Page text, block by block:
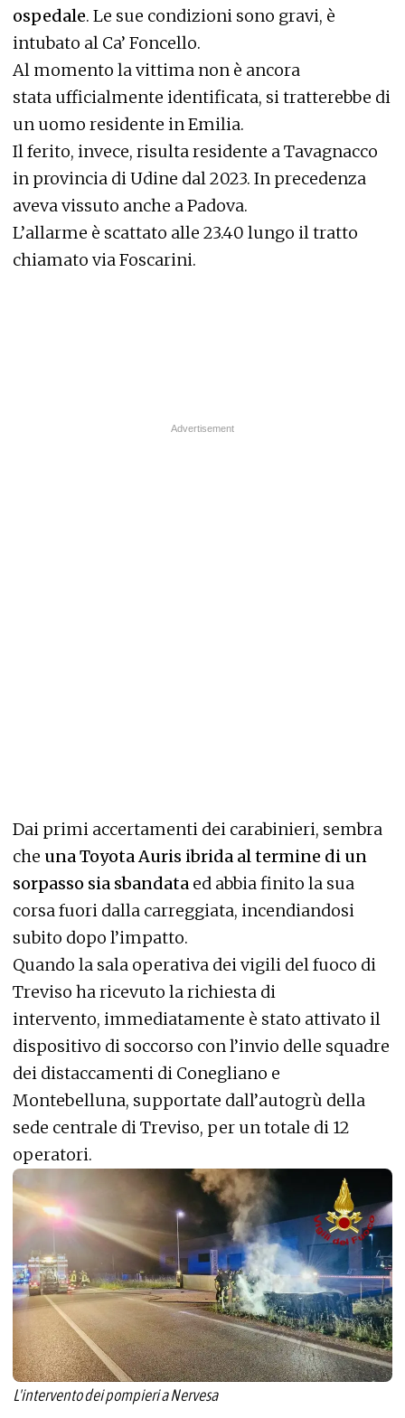
ospedale. Le sue condizioni sono gravi, è
intubato al Ca’ Foncello.
Al momento la vittima non è ancora
stata ufficialmente identificata, si tratterebbe di
un uomo residente in Emilia.
Il ferito, invece, risulta residente a Tavagnacco
in provincia di Udine dal 2023. In precedenza
aveva vissuto anche a Padova.
L’allarme è scattato alle 23.40 lungo il tratto
chiamato via Foscarini.
Dai primi accertamenti dei carabinieri, sembra
che una Toyota Auris ibrida al termine di un
sorpasso sia sbandata ed abbia finito la sua
corsa fuori dalla carreggiata, incendiandosi
subito dopo l’impatto.
Quando la sala operativa dei vigili del fuoco di
Treviso ha ricevuto la richiesta di
intervento, immediatamente è stato attivato il
dispositivo di soccorso con l’invio delle squadre
dei distaccamenti di Conegliano e
Montebelluna, supportate dall’autogrù della
sede centrale di Treviso, per un totale di 12
operatori.
L'intervento dei pompieri a Nervesa